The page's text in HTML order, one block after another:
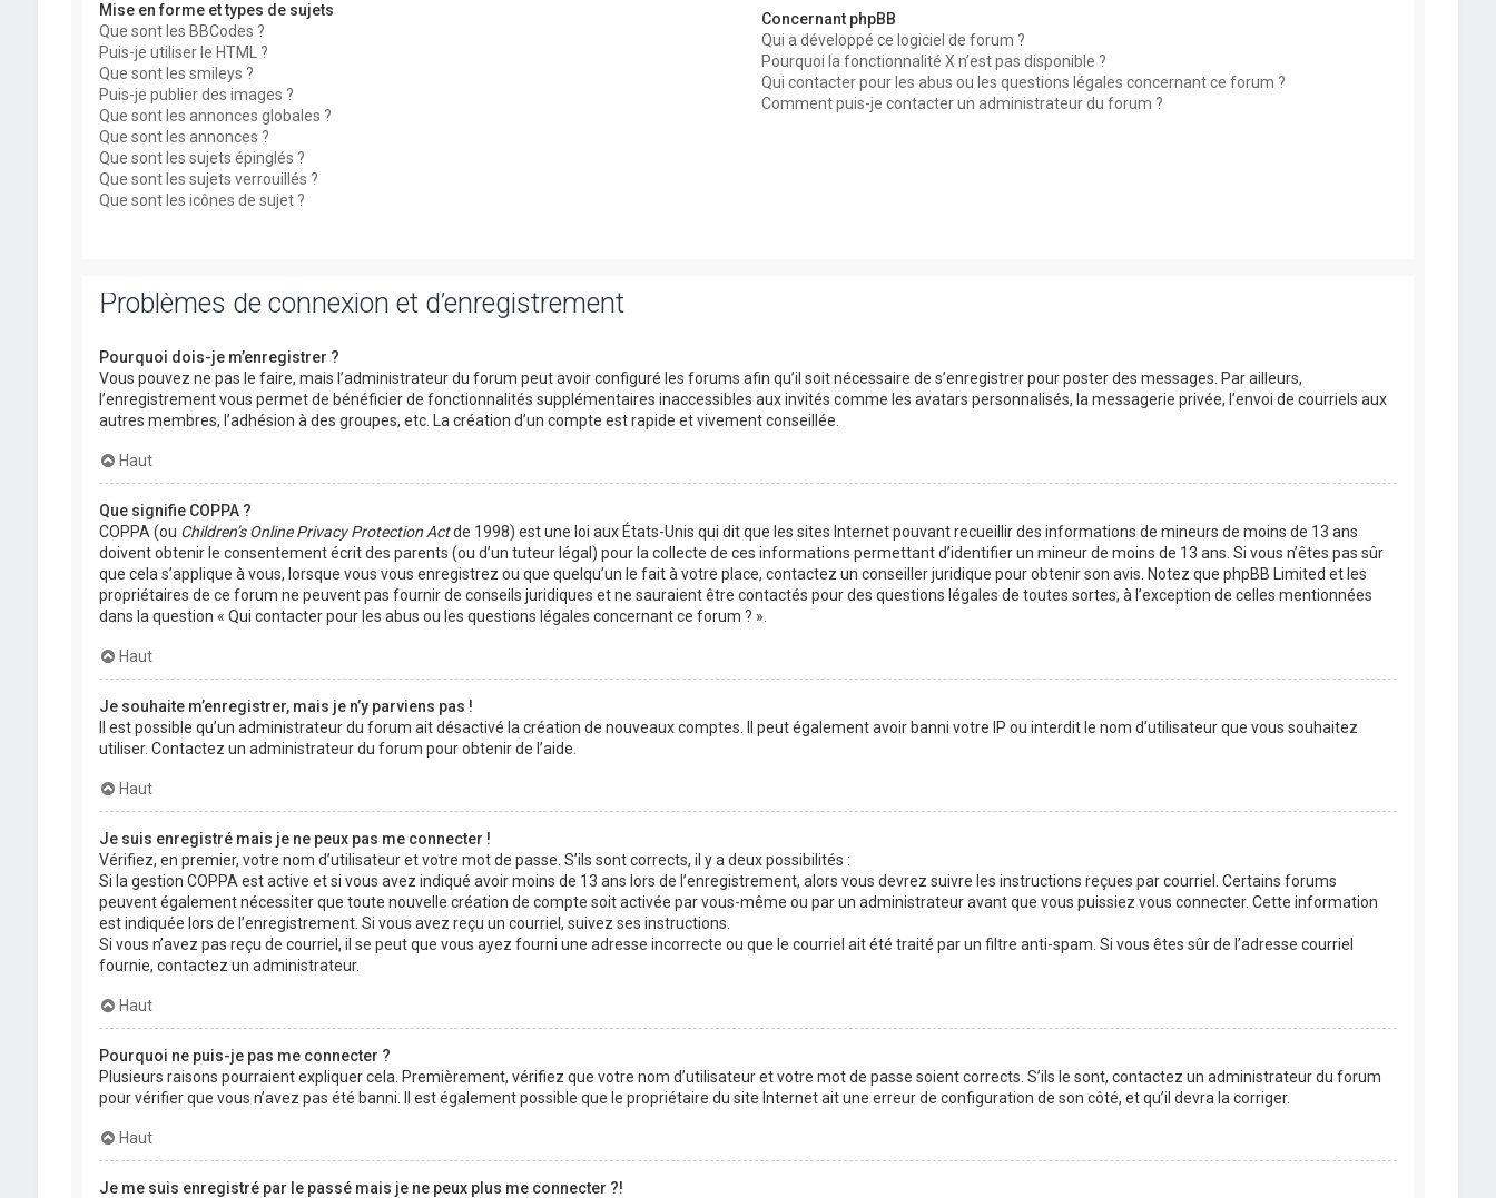
Mise en forme et types de sujets
Que sont les BBCodes ?
Puis-je utiliser le HTML ?
Que sont les smileys ?
Puis-je publier des images ?
Que sont les annonces globales ?
Que sont les annonces ?
Que sont les sujets épinglés ?
Que sont les sujets verrouillés ?
Que sont les icônes de sujet ?
Concernant phpBB
Qui a développé ce logiciel de forum ?
Pourquoi la fonctionnalité X n’est pas disponible ?
Qui contacter pour les abus ou les questions légales concernant ce forum ?
Comment puis-je contacter un administrateur du forum ?
Problèmes de connexion et d’enregistrement
Pourquoi dois-je m’enregistrer ?
Vous pouvez ne pas le faire, mais l’administrateur du forum peut avoir configuré les forums afin qu’il soit nécessaire de s’enregistrer pour poster des messages. Par ailleurs,
l’enregistrement vous permet de bénéficier de fonctionnalités supplémentaires inaccessibles aux invités comme les avatars personnalisés, la messagerie privée, l’envoi de courriels aux
autres membres, l’adhésion à des groupes, etc. La création d’un compte est rapide et vivement conseillée.
Haut
Que signifie COPPA ?
COPPA (ou Children’s Online Privacy Protection Actde 1998) est une loi aux États-Unis qui dit que les sites Internet pouvant recueillir des informations de mineurs de moins de 13 ans
doivent obtenir le consentement écrit des parents (ou d’un tuteur légal) pour la collecte de ces informations permettant d’identifier un mineur de moins de 13 ans. Si vous n’êtes pas sûr
que cela s’applique à vous, lorsque vous vous enregistrez ou que quelqu’un le fait à votre place, contactez un conseiller juridique pour obtenir son avis. Notez que phpBB Limited et les
propriétaires de ce forum ne peuvent pas fournir de conseils juridiques et ne sauraient être contactés pour des questions légales de toutes sortes, à l’exception de celles mentionnées
dans la question « Qui contacter pour les abus ou les questions légales concernant ce forum ? ».
Haut
Je souhaite m’enregistrer, mais je n’y parviens pas !
Il est possible qu’un administrateur du forum ait désactivé la création de nouveaux comptes. Il peut également avoir banni votre IP ou interdit le nom d’utilisateur que vous souhaitez
utiliser. Contactez un administrateur du forum pour obtenir de l’aide.
Haut
Je suis enregistré mais je ne peux pas me connecter !
Vérifiez, en premier, votre nom d’utilisateur et votre mot de passe. S’ils sont corrects, il y a deux possibilités :
Si la gestion COPPA est active et si vous avez indiqué avoir moins de 13 ans lors de l’enregistrement, alors vous devrez suivre les instructions reçues par courriel. Certains forums
peuvent également nécessiter que toute nouvelle création de compte soit activée par vous-même ou par un administrateur avant que vous puissiez vous connecter. Cette information
est indiquée lors de l’enregistrement. Si vous avez reçu un courriel, suivez ses instructions.
Si vous n’avez pas reçu de courriel, il se peut que vous ayez fourni une adresse incorrecte ou que le courriel ait été traité par un filtre anti-spam. Si vous êtes sûr de l’adresse courriel
fournie, contactez un administrateur.
Haut
Pourquoi ne puis-je pas me connecter ?
Plusieurs raisons pourraient expliquer cela. Premièrement, vérifiez que votre nom d’utilisateur et votre mot de passe soient corrects. S’ils le sont, contactez un administrateur du forum
pour vérifier que vous n’avez pas été banni. Il est également possible que le propriétaire du site Internet ait une erreur de configuration de son côté, et qu’il devra la corriger.
Haut
Je me suis enregistré par le passé mais je ne peux plus me connecter ?!